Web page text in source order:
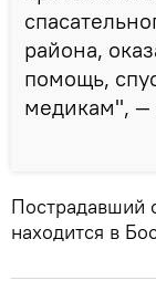
района,
помощь,
медикам", —
Пострадавший
находится в